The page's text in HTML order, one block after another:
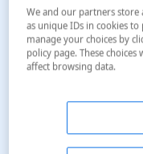
We and our partners store
as unique IDs in cookies to
manage your choices by
policy page. These
affect browsing data.